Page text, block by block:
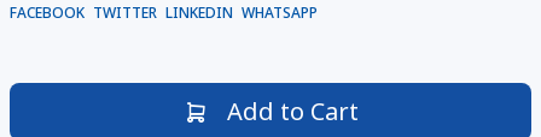
FACEBOOK TWITTER LINKEDIN WHATSAPP
Add to Cart